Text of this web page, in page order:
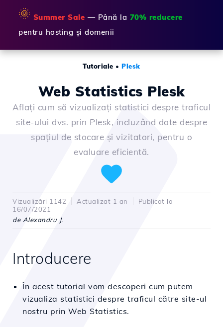
🌞 Summer Sale — Până la 70% reducere
pentru hosting și domenii
Tutoriale •Plesk
Web Statistics Plesk
Aflați cum să vizualizați statistici despre traficul
site-ului dvs. prin Plesk, incluzând date despre
spațiul de stocare și vizitatori, pentru o
evaluare eficientă.
Vizualizări 1142 Actualizat 1 an
Publicat la
16/07/2021
de Alexandru J.
Introducere
În acest tutorial vom descoperi cum putem
vizualiza statistici despre traficul către site-ul
nostru prin Web Statistics.